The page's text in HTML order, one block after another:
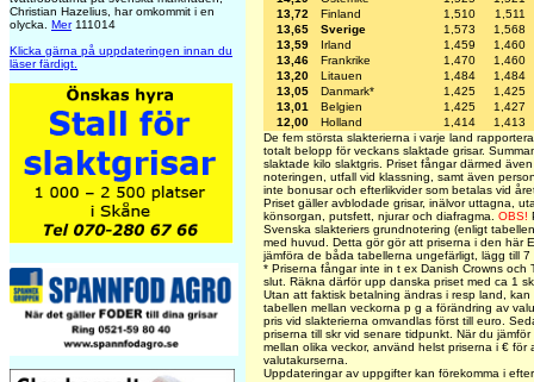
Christian Hazelius, har omkommit i en
olycka. Mer111014
Klicka gärna på uppdateringen innan du
läser färdigt.
13,72
Finland 1,510
1,511
13,65
Sverige 1,573
1,568
13,59
Irland 1,459
1,460
13,46
Frankrike 1,470
1,460
13,20
Litauen 1,484
1,484
13,05
Danmark* 1,425
1,425
13,01
Belgien 1,425
1,427
12,00
Holland 1,414
1,413
De fem största slakterierna i varje land
totalt belopp för veckans slaktade grisar.
slaktade kilo slaktgris. Priset fångar därmed
noteringen, utfall vid klassning, samt även
inte bonusar och efterlikvider som betalas vid
Priset gäller avblodade grisar, inälvor uttagna,
könsorgan, putsfett, njurar och diafragma. OBS!
Svenska slakteriers grundnotering (enligt
med huvud. Detta gör gör att priserna i den här
jämföra de båda tabellerna ungefärligt, lägg till
* Priserna fångar inte in t ex Danish Crowns och
slut. Räkna därför upp danska priset med ca 1
Utan att faktisk betalning ändras i resp land,
tabellen mellan veckorna p g a förändring av
pris vid slakterierna omvandlas först till euro.
priserna till skr vid senare tidpunkt. När du
mellan olika veckor, använd helst priserna i € för
valutakurserna.
Uppdateringar av uppgifter kan förekomma i